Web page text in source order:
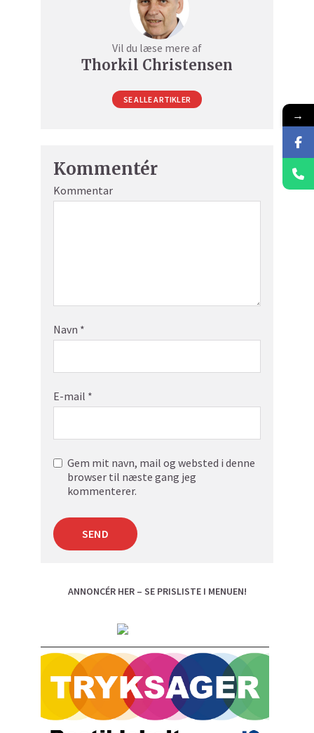
Vil du læse mere af
Thorkil Christensen
SE ALLE ARTIKLER
Kommentér
Kommentar
Navn *
E-mail *
Gem mit navn, mail og websted i denne
browser til næste gang jeg
kommenterer.
ANNONCÉR HER – SE PRISLISTE I MENUEN!
→